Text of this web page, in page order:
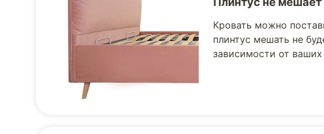
Кровать можно
плинтус мешать не
зависимости от